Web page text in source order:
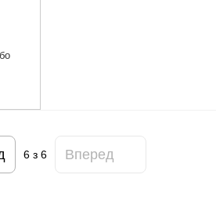
6з 6 Вперед